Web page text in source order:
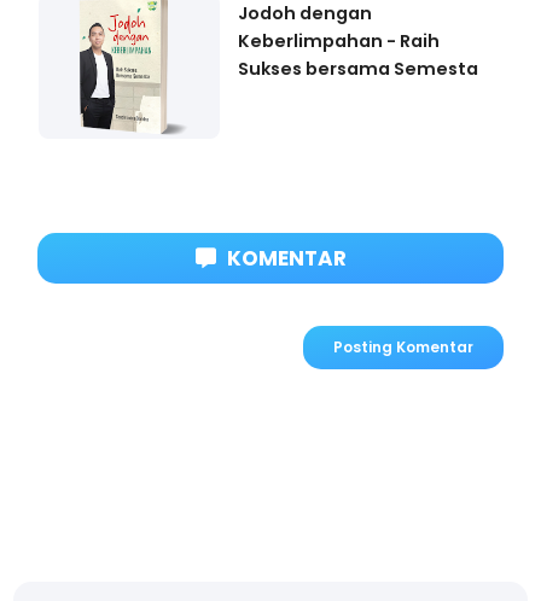
Jodoh dengan
Keberlimpahan - Raih
Sukses bersama Semesta
KOMENTAR
Posting Komentar